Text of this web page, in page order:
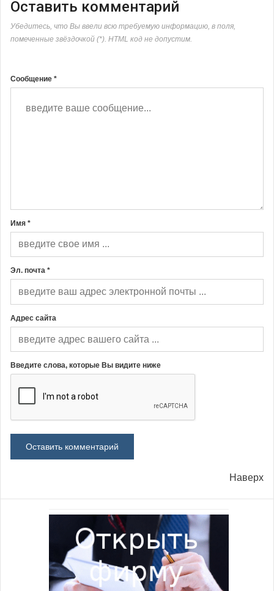
Оставить комментарий
Убедитесь, что Вы ввели всю требуемую информацию, в поля,
помеченные звёздочкой (*). HTML код не допустим.
Сообщение *
Имя *
Эл. почта *
Адрес сайта
Введите слова, которые Вы видите ниже
Наверх